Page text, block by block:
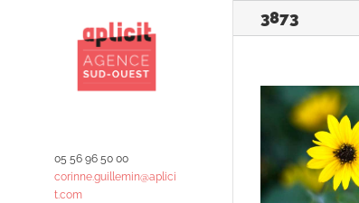
05 56 96 50 00
corinne.guillemin@aplici
t.com
3873